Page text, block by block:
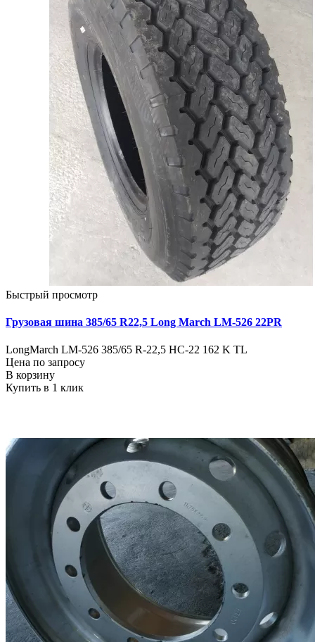
Быстрый просмотр
Грузовая шина 385/65 R22,5 Long March LM-526 22PR
LongMarch LM-526 385/65 R-22,5 HC-22 162 K TL
Цена по запросу
В корзину
Купить в 1 клик